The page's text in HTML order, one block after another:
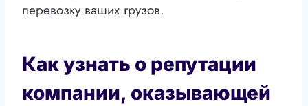
перевозку ваших грузов.
Как узнать о репутации
компании, оказывающей